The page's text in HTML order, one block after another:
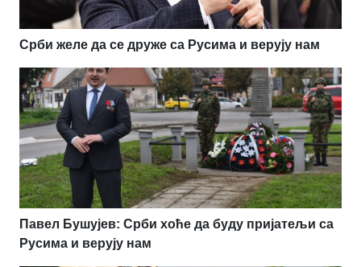
Срби желе да се друже са Русима и верују нам
Павел Бушујев: Срби хоће да буду пријатељи са
Русима и верују нам